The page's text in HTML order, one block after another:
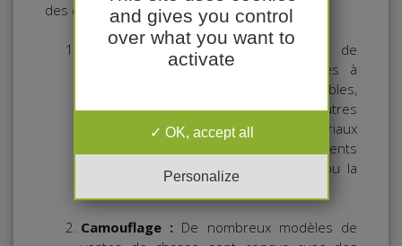
des chasseurs en plein air.
Matériaux résistants :Les vestes de
chasse sont généralement fabriquées à
partir de matériaux résistants et durables,
tels que le coton ciré, le nylon ou d'autres
tissus techniques. Ces matériaux
protègent le chasseur des éléments
extérieurs tels que la pluie, le vent ou la
végétation dense.
Camouflage : De nombreux modèles de
and gives you control
over what you want to
activate
OK, accept all
Personalize